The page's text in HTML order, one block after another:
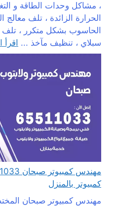
، مشاكل وحدات الطاقة و
الحرارة الزائدة ، تلف معالج
الحاسوب بشكل متكرر ، تلف
سبلاي ، تنظيف مآخذ ... اقرأ
كمبيوتر بالمنزل
مهندس كمبيوتر صبحان